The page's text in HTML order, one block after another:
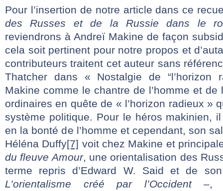
Pour l’insertion de notre article dans ce
des Russes et de la Russie dans le
reviendrons à Andreï Makine de façon
cela soit pertinent pour notre propos et
contributeurs traitent cet auteur sans
Thatcher dans « Nostalgie de “l’horizon
Makine comme le chantre de l’homme et
ordinaires en quête de « l’horizon radieux »
système politique. Pour le héros makinien,
en la bonté de l’homme et cependant, son
Héléna Duffy[7] voit chez Makine et
du fleuve Amour, une orientalisation des
terme repris d’Edward W. Said et de
L’orientalisme créé par l’Occident–,